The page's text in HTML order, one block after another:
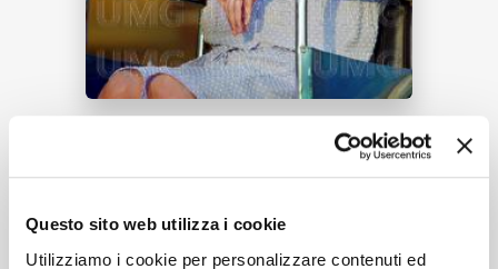
Questo sito web utilizza i cookie
Utilizziamo i cookie per personalizzare contenuti ed
Tracklist:
1 Mere Parwardigaar(From
NEWS
RICERCA